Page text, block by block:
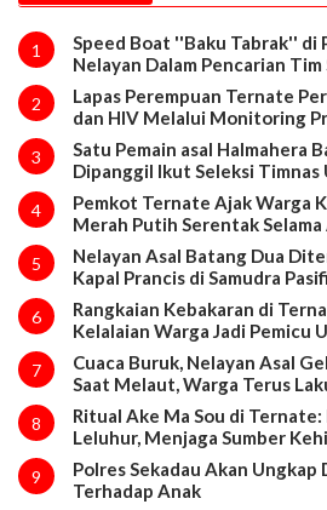
1
Speed Boat ''Baku Tabrak'' di
Nelayan Dalam Pencarian Tim
2
Lapas Perempuan Ternate
dan HIV Melalui Monitoring
3
Satu Pemain asal Halmahera
Dipanggil Ikut Seleksi Timnas
4
Pemkot Ternate Ajak Warga
Merah Putih Serentak
5
Nelayan Asal Batang Dua
Kapal Prancis di Samudra
6
Rangkaian Kebakaran di
Kelalaian Warga Jadi Pemicu
7
Cuaca Buruk, Nelayan Asal
Saat Melaut, Warga Terus
8
Ritual Ake Ma Sou di
Leluhur, Menjaga Sumber
9
Polres Sekadau Akan Ungkap
Terhadap Anak